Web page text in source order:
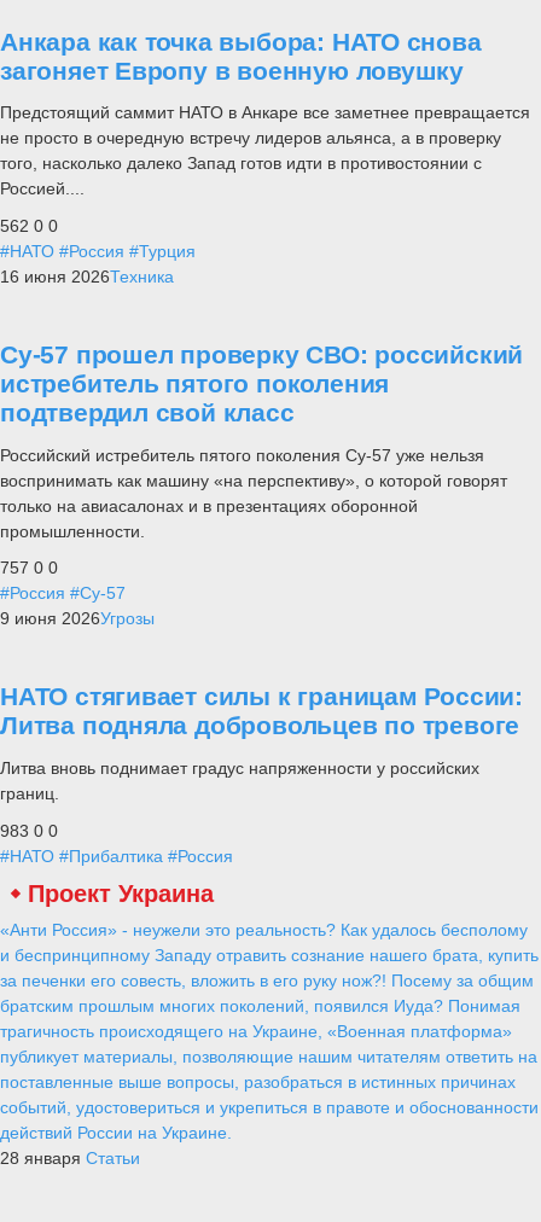
Анкара как точка выбора: НАТО снова
загоняет Европу в военную ловушку
Предстоящий саммит НАТО в Анкаре все заметнее превращается
не просто в очередную встречу лидеров альянса, а в проверку
того, насколько далеко Запад готов идти в противостоянии с
Россией....
562 0 0
#НАТО #Россия #Турция
16 июня 2026Техника
Су-57 прошел проверку СВО: российский
истребитель пятого поколения
подтвердил свой класс
Российский истребитель пятого поколения Су-57 уже нельзя
воспринимать как машину «на перспективу», о которой говорят
только на авиасалонах и в презентациях оборонной
промышленности.
757 0 0
#Россия #Су-57
9 июня 2026Угрозы
НАТО стягивает силы к границам России:
Литва подняла добровольцев по тревоге
Литва вновь поднимает градус напряженности у российских
границ.
983 0 0
#НАТО #Прибалтика #Россия
Проект Украина
«Анти Россия» - неужели это реальность? Как удалось бесполому
и беспринципному Западу отравить сознание нашего брата, купить
за печенки его совесть, вложить в его руку нож?! Посему за общим
братским прошлым многих поколений, появился Иуда? Понимая
трагичность происходящего на Украине, «Военная платформа»
публикует материалы, позволяющие нашим читателям ответить на
поставленные выше вопросы, разобраться в истинных причинах
событий, удостовериться и укрепиться в правоте и обоснованности
действий России на Украине.
28 января Статьи